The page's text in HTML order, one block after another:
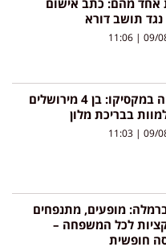
אחד מהם: כתב אישום
תושב דורא
09/
טרגדיה במקסיקו: בן 4 מירושלים
בבריכת מלון
09/
מופעים, מתנפחים
לכל המשפחה –
חופשית